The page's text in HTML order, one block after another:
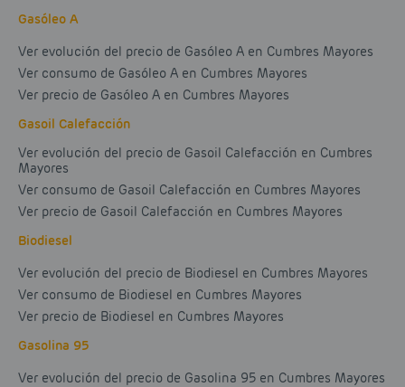
Gasóleo A
Ver evolución del precio de Gasóleo A en Cumbres Mayores
Ver consumo de Gasóleo A en Cumbres Mayores
Ver precio de Gasóleo A en Cumbres Mayores
Gasoil Calefacción
Ver evolución del precio de Gasoil Calefacción en Cumbres
Mayores
Ver consumo de Gasoil Calefacción en Cumbres Mayores
Ver precio de Gasoil Calefacción en Cumbres Mayores
Biodiesel
Ver evolución del precio de Biodiesel en Cumbres Mayores
Ver consumo de Biodiesel en Cumbres Mayores
Ver precio de Biodiesel en Cumbres Mayores
Gasolina 95
Ver evolución del precio de Gasolina 95 en Cumbres Mayores